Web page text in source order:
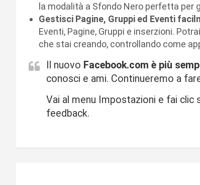
la modalità a Sfondo Nero perfetta per
Gestisci Pagine, Gruppi ed Eventi
Eventi, Pagine, Gruppi e inserzioni.
che stai creando, controllando come
Il nuovo Facebook.com è più
conosci e ami. Continueremo a
Vai al menu Impostazioni e fai clic
feedback.